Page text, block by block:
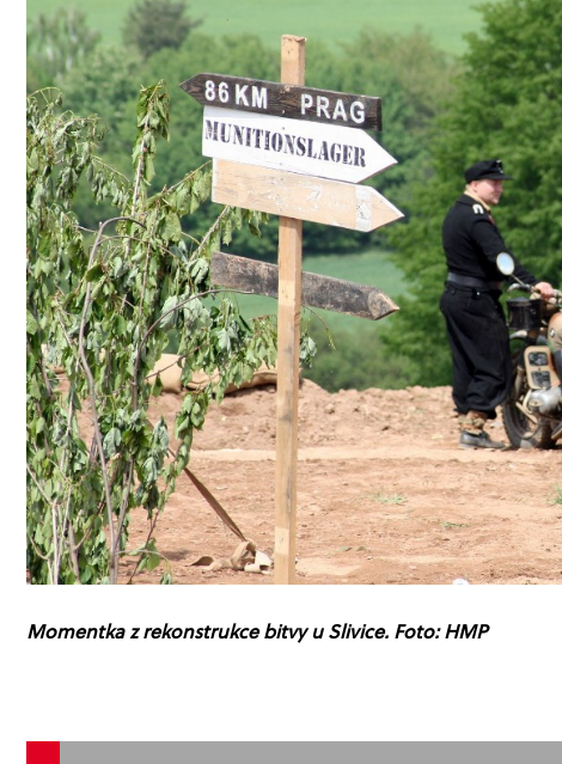
Momentka z rekonstrukce bitvy u Slivice. Foto: HMP